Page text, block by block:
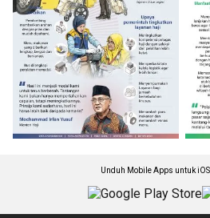
Unduh Mobile Apps untuk